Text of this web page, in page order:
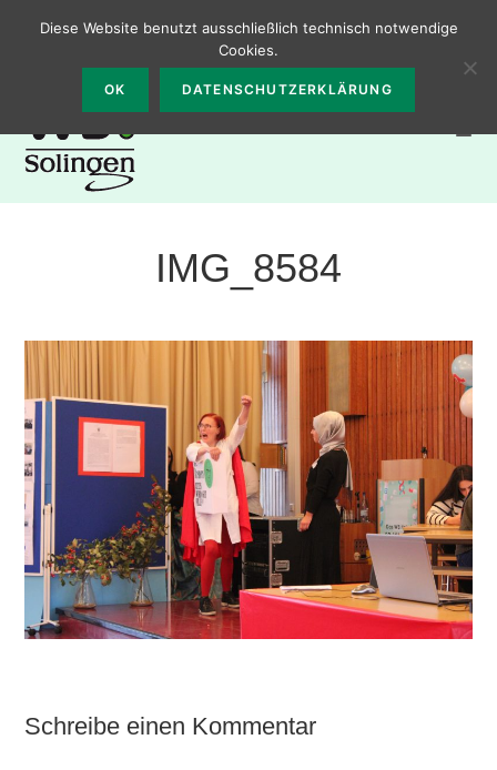
0212 – 2331300
Walter-Bremer-Institut, Burgstr. 65, 42655
Solingen
IMG_8584
Schreibe einen Kommentar
Diese Website benutzt ausschließlich technisch notwendige
Cookies.
OK DATENSCHUTZERKLÄRUNG